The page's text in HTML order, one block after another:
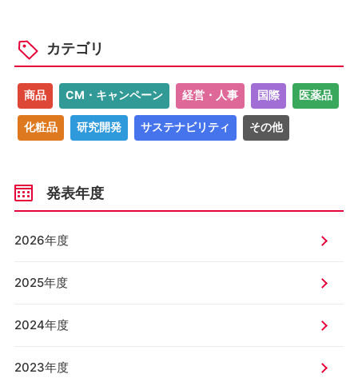
カテゴリ
商品 CM・キャンペーン 経営・人事 国際 医薬品
化粧品 研究開発 サステナビリティ その他
発表年度
2026年度
2025年度
2024年度
2023年度